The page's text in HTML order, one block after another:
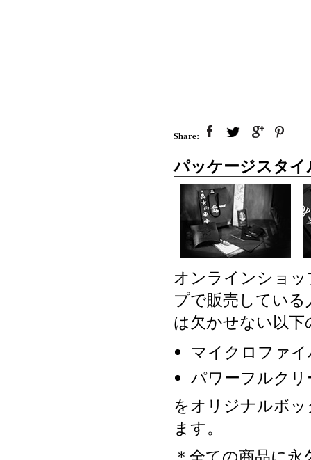
Share:
パッケージスタ
オンラインショ
プで販売してい
は欠かせない以
マイクロファ
パワーフルク
をオリジナルボ
ます。